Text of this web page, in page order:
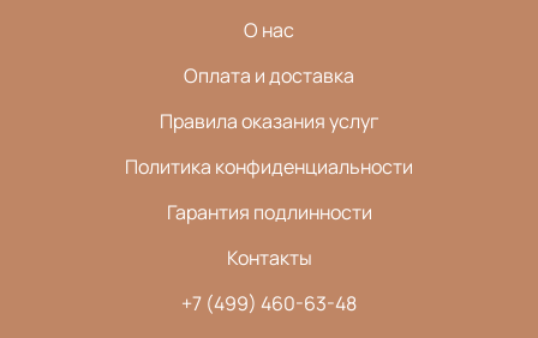
О нас
Оплата и доставка
Правила оказания услуг
Политика конфиденциальности
Гарантия подлинности
Контакты
+7 (499) 460-63-48